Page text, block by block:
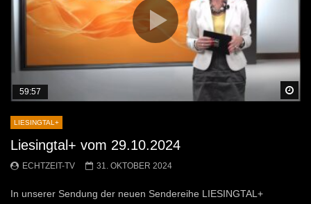
59:57
LIESINGTAL+
Liesingtal+ vom 29.10.2024
ECHTZEIT-TV 31. OKTOBER 2024
In unserer Sendung der neuen Sendereihe LIESINGTAL+